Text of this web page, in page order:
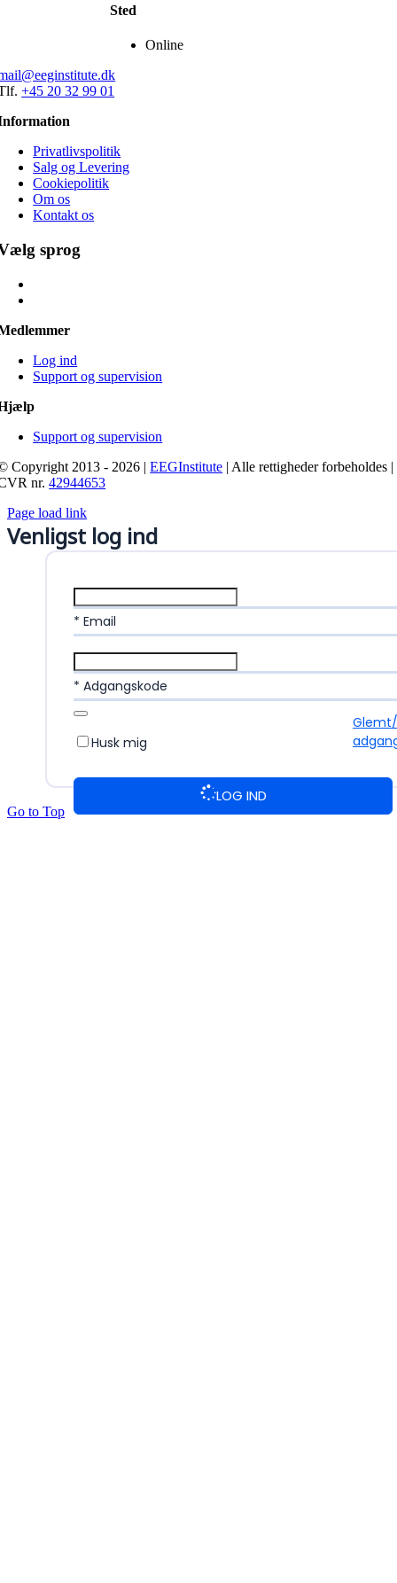
Sted
Online
+45 20 32 99 01
Privatlivspolitik
Salg og Levering
Cookiepolitik
Om os
Kontakt os
sprog
Log ind
Support og supervision
Support og supervision
Copyright 2013 - 2026 |EEGInstitute | Alle rettigheder forbeholdes |
nr.42944653
Page load link
Venligst log ind
* Email
* Adgangskode
Husk mig
LOG IND
Go to Top